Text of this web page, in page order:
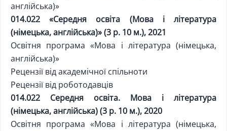
англійська)»
014.022 «Середня освіта (Мова і література
(німецька, англійська)» (3 р. 10 м.), 2021
Освітня програма «Мова і література (німецька,
англійська)»
Рецензії від академічної спільноти
Рецензії від роботодавців
014.022 Середня освіта. Мова і література
(німецька, англійська) (3 р. 10 м.), 2020
Освітня програма «Мова і література (німецька,